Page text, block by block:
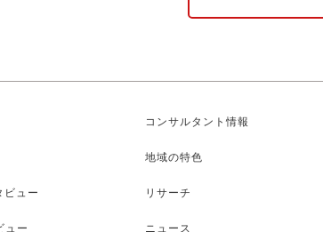
ビュー
ュー
コンサルタント情報
地域の特色
リサーチ
ニュース